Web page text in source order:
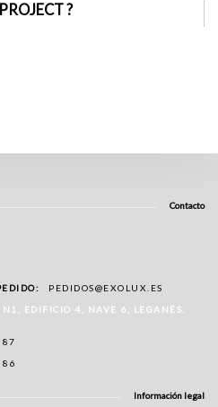
?
Contacto
PEDIDOS@EXOLUX.ES
EDIFICIO 4, NAVE 6, LEGANÉS.
Información legal